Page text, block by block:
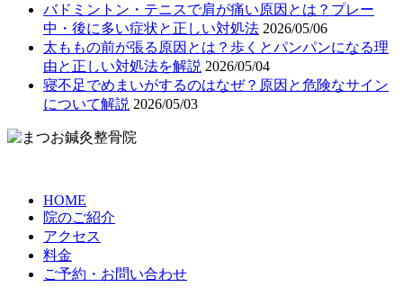
バドミントン・テニスで肩が痛い原因とは？プレー
中・後に多い症状と正しい対処法 2026/05/06
太ももの前が張る原因とは？歩くとパンパンになる理
由と正しい対処法を解説 2026/05/04
寝不足でめまいがするのはなぜ？原因と危険なサイン
について解説 2026/05/03
HOME
院のご紹介
アクセス
料金
ご予約・お問い合わせ